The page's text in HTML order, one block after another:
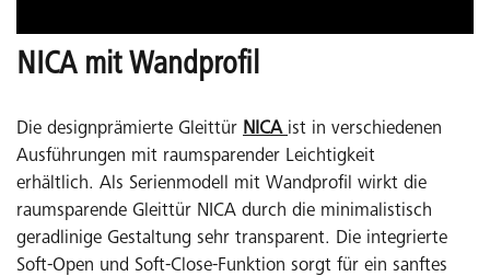
NICA mit Wandprofil
Die designprämierte Gleittür NICA ist in verschiedenen
Ausführungen mit raumsparender Leichtigkeit
erhältlich. Als Serienmodell mit Wandprofil wirkt die
raumsparende Gleittür NICA durch die minimalistisch
geradlinige Gestaltung sehr transparent. Die integrierte
Soft-Open und Soft-Close-Funktion sorgt für ein sanftes